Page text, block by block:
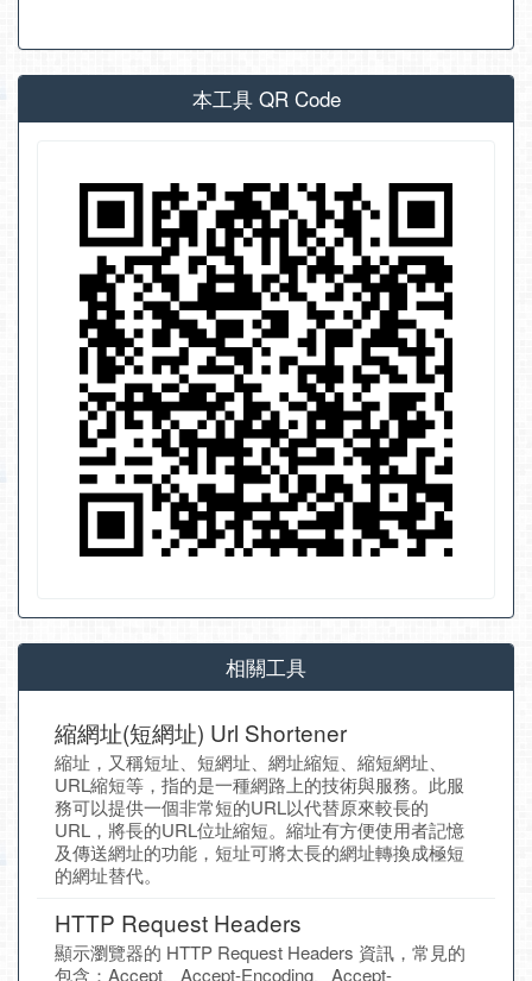
本工具 QR Code
相關工具
縮網址(短網址) Url Shortener
縮址，又稱短址、短網址、網址縮短、縮短網址、
URL縮短等，指的是一種網路上的技術與服務。此服
務可以提供一個非常短的URL以代替原來較長的
URL，將長的URL位址縮短。縮址有方便使用者記憶
及傳送網址的功能，短址可將太長的網址轉換成極短
的網址替代。
HTTP Request Headers
顯示瀏覽器的 HTTP Request Headers 資訊，常見的
包含：Accept、Accept-Encoding、Accept-